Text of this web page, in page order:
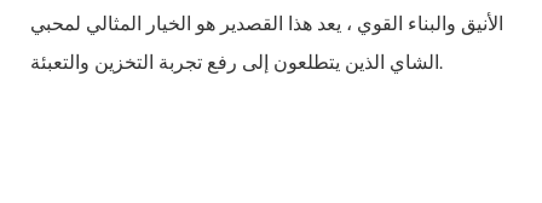
الأنيق والبناء القوي ، يعد هذا القصدير هو الخيار المثالي لمحبي
الشاي الذين يتطلعون إلى رفع تجربة التخزين والتعبئة.